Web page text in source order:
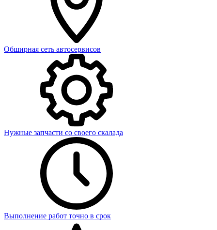
Обширная сеть автосервисов
Нужные запчасти со своего скалада
Выполнение работ точно в срок